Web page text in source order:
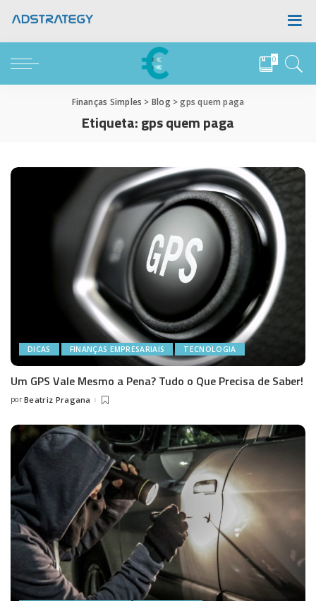
0
Finanças Simples > Blog>gps quem paga
Etiqueta:gps quem paga
DICAS FINANÇAS EMPRESARIAIS TECNOLOGIA
Um GPS Vale Mesmo a Pena? Tudo o Que Precisa de Saber!
Posted
por Beatriz Pragana